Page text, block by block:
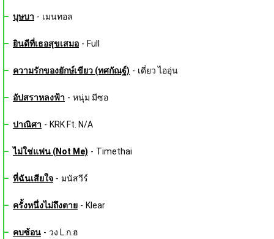
บุษบา - เมนทอล
ยินดีที่เธอสุขเสมอ - Full
ความรักของยักษ์เขียว (ทศกัณฐ์) - เดี่ยว ไออุ่น
อัปสราหลงฟ้า - หนุ่ม มีซอ
ปาณิศา - KRK Ft. N/A
ไม่ใช่แฟน (Not Me) - Timethai
ที่ฉันเสียใจ - มนัสวีร์
ครั้งหนึ่งไม่ถึงตาย - Klear
คบซ้อน - วง L.ก.ฮ